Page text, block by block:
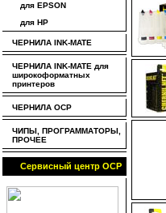
для EPSON
для HP
ЧЕРНИЛА INK-MATE
ЧЕРНИЛА INK-MATE для
широкоформатных
принтеров
ЧЕРНИЛА OCP
ЧИПЫ, ПРОГРАММАТОРЫ,
ПРОЧЕЕ
Сервисный центр OCP